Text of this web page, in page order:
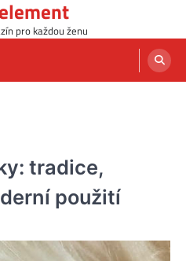
pro každou ženu
tradice,
použití